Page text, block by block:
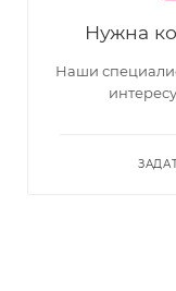
Нужна
Наши